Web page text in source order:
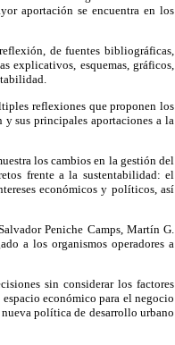
aportación se encuentra en los
de fuentes bibliográficas,
explicativos, esquemas, gráficos,
reflexiones que proponen los
sus principales aportaciones a la
los cambios en la gestión del
frente a la sustentabilidad: el
económicos y políticos, así
Peniche Camps, Martín G.
a los organismos operadores a
sin considerar los factores
económico para el negocio
política de desarrollo urbano